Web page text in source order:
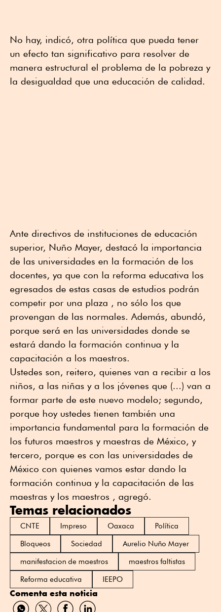
No hay, indicó, otra política que pueda tener
un efecto tan significativo para resolver de
manera estructural el problema de la pobreza y
la desigualdad que una educación de calidad.
Ante directivos de instituciones de educación
superior, Nuño Mayer, destacó la importancia
de las universidades en la formación de los
docentes, ya que con la reforma educativa los
egresados de estas casas de estudios podrán
competir por una plaza , no sólo los que
provengan de las normales. Además, abundó,
porque será en las universidades donde se
estará dando la formación continua y la
capacitación a los maestros.
Ustedes son, reitero, quienes van a recibir a los
niños, a las niñas y a los jóvenes que (...) van a
formar parte de este nuevo modelo; segundo,
porque hoy ustedes tienen también una
importancia fundamental para la formación de
los futuros maestros y maestras de México, y
tercero, porque es con las universidades de
México con quienes vamos estar dando la
formación continua y la capacitación de las
maestras y los maestros , agregó.
Temas relacionados
CNTE Impreso Oaxaca
Política
Bloqueos
Sociedad
Aurelio Nuño Mayer
manifestacion de maestros
maestros faltistas
Reforma educativa
IEEPO
Comenta esta noticia